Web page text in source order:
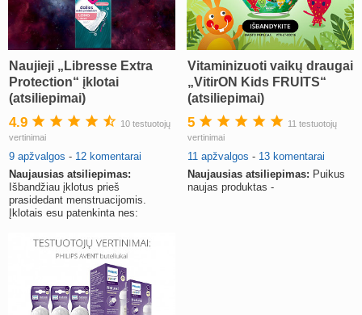
Naujieji „Libresse Extra
Protection“ įklotai
(atsiliepimai)
4.9
10 testuotojų
vertinimai
9 apžvalgos - 12 komentarai
Naujausias atsiliepimas:
Išbandžiau įklotus prieš
prasidedant menstruacijomis.
Įklotais esu patenkinta nes:
Vitaminizuoti vaikų draugai
„VitirON Kids FRUITS“
(atsiliepimai)
5
11 testuotojų
vertinimai
11 apžvalgos - 13 komentarai
Naujausias atsiliepimas: Puikus
naujas produktas -